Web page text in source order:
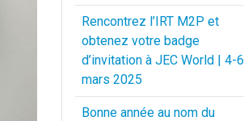
Rencontrez l’IRT M2P et
obtenez votre badge
d’invitation à JEC World | 4-6
mars 2025
Bonne année au nom du